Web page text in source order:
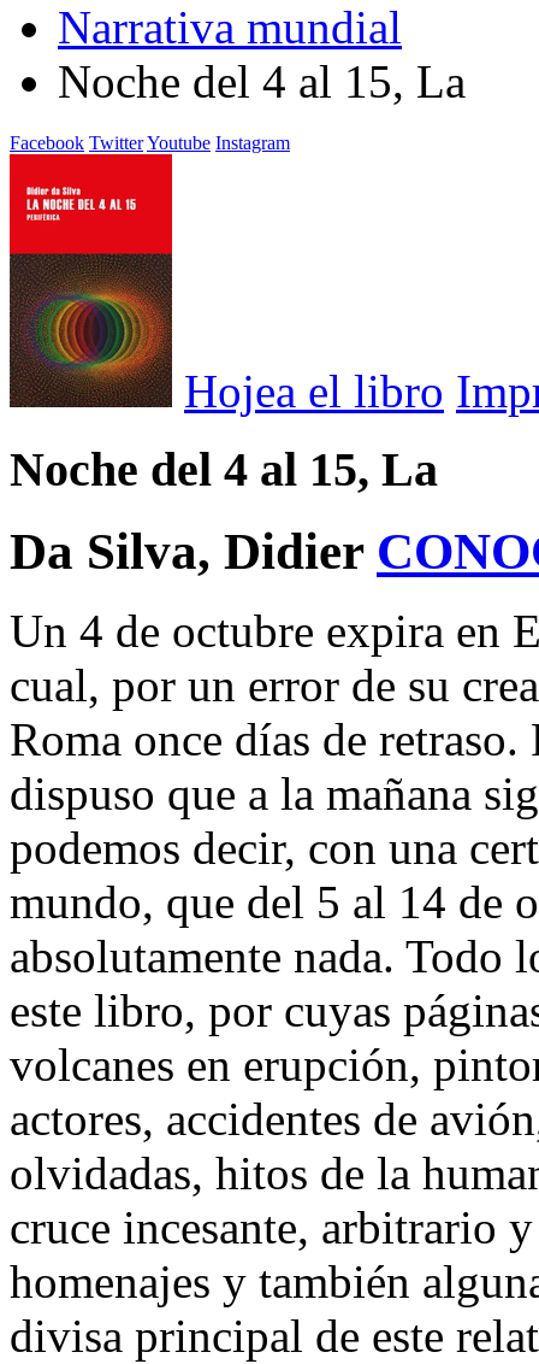
Narrativa mundial
Noche del 4 al 15, La
Facebook TwitterYoutube Instagram
Hojea el libro
Noche del 4 al 15, La
Da Silva, Didier
Un 4 de octubre expira en
cual, por un error de su
Roma once días de
dispuso que a la mañana
podemos decir, con una
mundo, que del 5 al 14 de
absolutamente nada. Todo
este libro, por cuyas
volcanes en erupción,
actores, accidentes de
olvidadas, hitos de la
cruce incesante, arbitrario
homenajes y también
divisa principal de este